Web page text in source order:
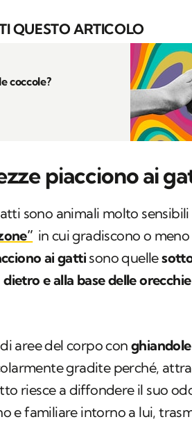
QUESTO ARTICOLO
coccole?
piacciono ai
sono animali molto sensibili
in cui gradiscono o
ai gatti sono quelle
dietro e alla base delle orecchie
aree del corpo con
gradite perché,
riesce a diffondere il suo
e familiare intorno a lui,